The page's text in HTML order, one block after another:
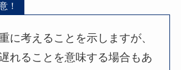
！
に考えることを示しますが、
れることを意味する場合もあ